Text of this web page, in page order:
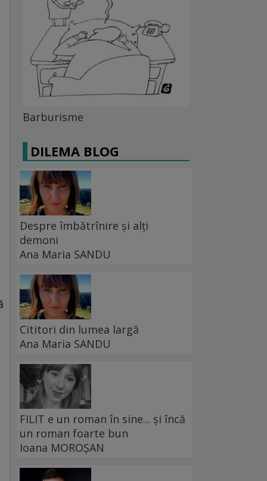
Barburisme
DILEMA BLOG
Despre îmbătrînire și alți
demoni
Ana Maria SANDU
Cititori din lumea largă
Ana Maria SANDU
FILIT e un roman în sine... și încă
un roman foarte bun
Ioana MOROȘAN